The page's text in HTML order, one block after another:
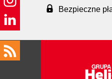
Bezpieczne